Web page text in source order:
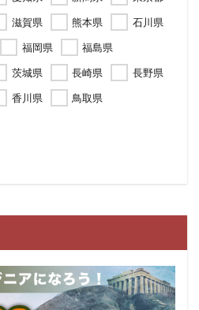
滋賀県 熊本県
石川県
福岡県
福島県
茨城県 長崎県
長野県
香川県
鳥取県